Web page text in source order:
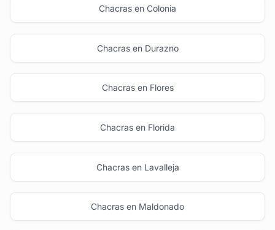
Chacras en Colonia
Chacras en Durazno
Chacras en Flores
Chacras en Florida
Chacras en Lavalleja
Chacras en Maldonado